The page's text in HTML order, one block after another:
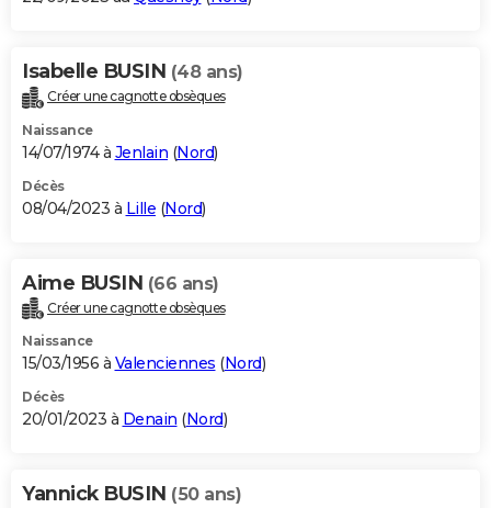
Isabelle BUSIN (48 ans)
Créer une cagnotte obsèques
Naissance
14/07/1974 à Jenlain (Nord)
Décès
08/04/2023 à Lille (Nord)
Aime BUSIN (66 ans)
Créer une cagnotte obsèques
Naissance
15/03/1956 à Valenciennes (Nord)
Décès
20/01/2023 à Denain (Nord)
Yannick BUSIN (50 ans)